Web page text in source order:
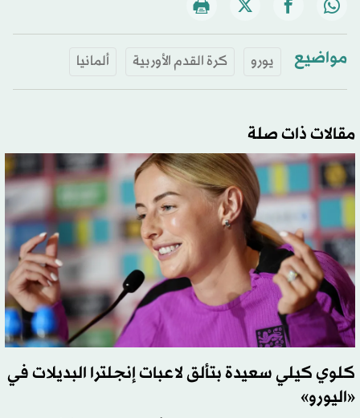
مواضيع يورو كرة القدم الأوربية ألمانيا
مقالات ذات صلة
كلوي كيلي سعيدة بتألق لاعبات إنجلترا البديلات في
«اليورو»